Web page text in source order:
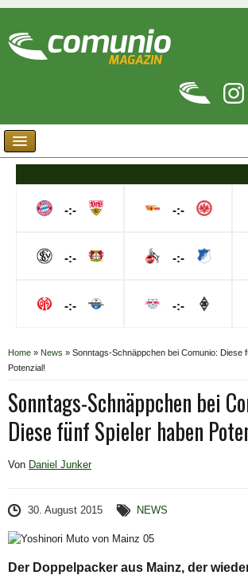
-:-
-:-
-:-
-:-
-:-
-:-
Home » News » Sonntags-Schnäppchen bei Comunio: Diese
Potenzial!
Sonntags-Schnäppchen bei
Diese fünf Spieler haben
Von Daniel Junker
30. August 2015 NEWS
Der Doppelpacker aus Mainz, der